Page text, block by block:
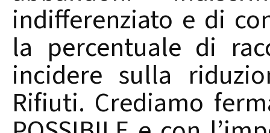
indifferenziato e di
la percentuale di
incidere sulla
Rifiuti. Crediamo